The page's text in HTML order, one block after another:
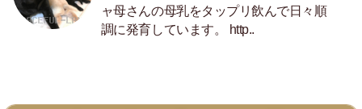
ャ母さんの母乳をタップリ飲んで日々順
調に発育しています。 http..